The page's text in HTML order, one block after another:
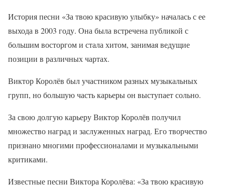
История песни «За твою красивую улыбку» началась с ее
выхода в 2003 году. Она была встречена публикой с
большим восторгом и стала хитом, занимая ведущие
позиции в различных чартах.
Виктор Королёв был участником разных музыкальных
групп, но большую часть карьеры он выступает сольно.
За свою долгую карьеру Виктор Королёв получил
множество наград и заслуженных наград. Его творчество
признано многими профессионалами и музыкальными
критиками.
Известные песни Виктора Королёва: «За твою красивую